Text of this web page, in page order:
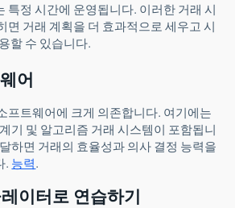
특정 시간에 운영됩니다. 이러한 거래 시
면 거래 계획을 더 효과적으로 세우고 시
할 수 있습니다.
어
프트웨어에 크게 의존합니다. 여기에는
기 및 알고리즘 거래 시스템이 포함됩니
하면 거래의 효율성과 의사 결정 능력을
. 능력.
이터로 연습하기